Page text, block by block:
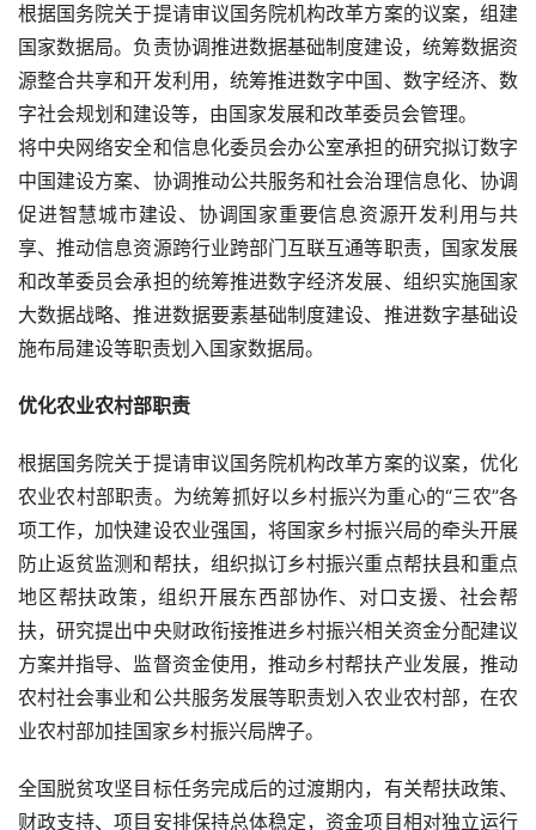
根据国务院关于提请审议国务院机构改革方案的议案，组建
国家数据局。负责协调推进数据基础制度建设，统筹数据资
源整合共享和开发利用，统筹推进数字中国、数字经济、数
字社会规划和建设等，由国家发展和改革委员会管理。
将中央网络安全和信息化委员会办公室承担的研究拟订数字
中国建设方案、协调推动公共服务和社会治理信息化、协调
促进智慧城市建设、协调国家重要信息资源开发利用与共
享、推动信息资源跨行业跨部门互联互通等职责，国家发展
和改革委员会承担的统筹推进数字经济发展、组织实施国家
大数据战略、推进数据要素基础制度建设、推进数字基础设
施布局建设等职责划入国家数据局。
优化农业农村部职责
根据国务院关于提请审议国务院机构改革方案的议案，优化
农业农村部职责。为统筹抓好以乡村振兴为重心的“三农”各
项工作，加快建设农业强国，将国家乡村振兴局的牵头开展
防止返贫监测和帮扶，组织拟订乡村振兴重点帮扶县和重点
地区帮扶政策，组织开展东西部协作、对口支援、社会帮
扶，研究提出中央财政衔接推进乡村振兴相关资金分配建议
方案并指导、监督资金使用，推动乡村帮扶产业发展，推动
农村社会事业和公共服务发展等职责划入农业农村部，在农
业农村部加挂国家乡村振兴局牌子。
全国脱贫攻坚目标任务完成后的过渡期内，有关帮扶政策、
财政支持、项目安排保持总体稳定，资金项目相对独立运行